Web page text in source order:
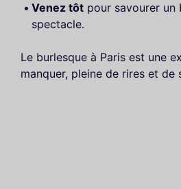
Venez tôt pour savourer un
spectacle.
Le burlesque à Paris est une
manquer, pleine de rires et de